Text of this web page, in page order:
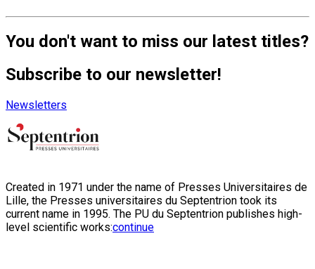
You don't want to miss our latest titles?
Subscribe to our newsletter!
Newsletters
Created in 1971 under the name of Presses Universitaires de
Lille, the Presses universitaires du Septentrion took its
current name in 1995. The PU du Septentrion publishes high-
level scientific works:continue